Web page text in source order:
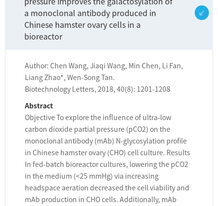
a monoclonal antibody produced in
Chinese hamster ovary cells in a
bioreactor
Author: Chen Wang, Jiaqi Wang, Min Chen, Li Fan,
Liang Zhao*, Wen-Song Tan.
Biotechnology Letters, 2018, 40(8): 1201-1208
Abstract
Objective To explore the influence of ultra-low
carbon dioxide partial pressure (pCO2) on the
monoclonal antibody (mAb) N-glycosylation profile
in Chinese hamster ovary (CHO) cell culture. Results
In fed-batch bioreactor cultures, lowering the pCO2
in the medium (<25 mmHg) via increasing
headspace aeration decreased the cell viability and
mAb production in CHO cells. Additionally, mAb